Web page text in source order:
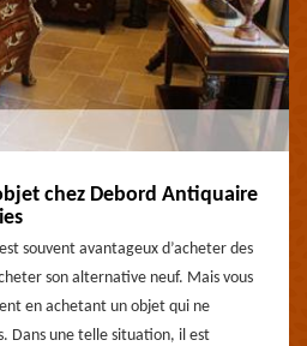
chez Debord Antiquaire
souvent avantageux d’acheter des
son alternative neuf. Mais vous
en achetant un objet qui ne
Dans une telle situation, il est